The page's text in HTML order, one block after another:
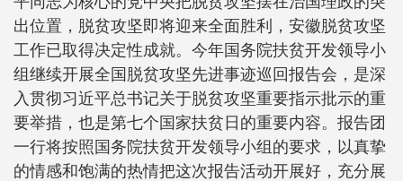
出位置，脱贫攻坚即将迎来全面胜利，安徽脱贫攻坚
工作已取得决定性成就。今年国务院扶贫开发领导小
组继续开展全国脱贫攻坚先进事迹巡回报告会，是深
入贯彻习近平总书记关于脱贫攻坚重要指示批示的重
要举措，也是第七个国家扶贫日的重要内容。报告团
一行将按照国务院扶贫开发领导小组的要求，以真挚
的情感和饱满的热情把这次报告活动开展好，充分展